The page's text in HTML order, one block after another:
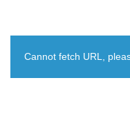
Cannot fetch URL,